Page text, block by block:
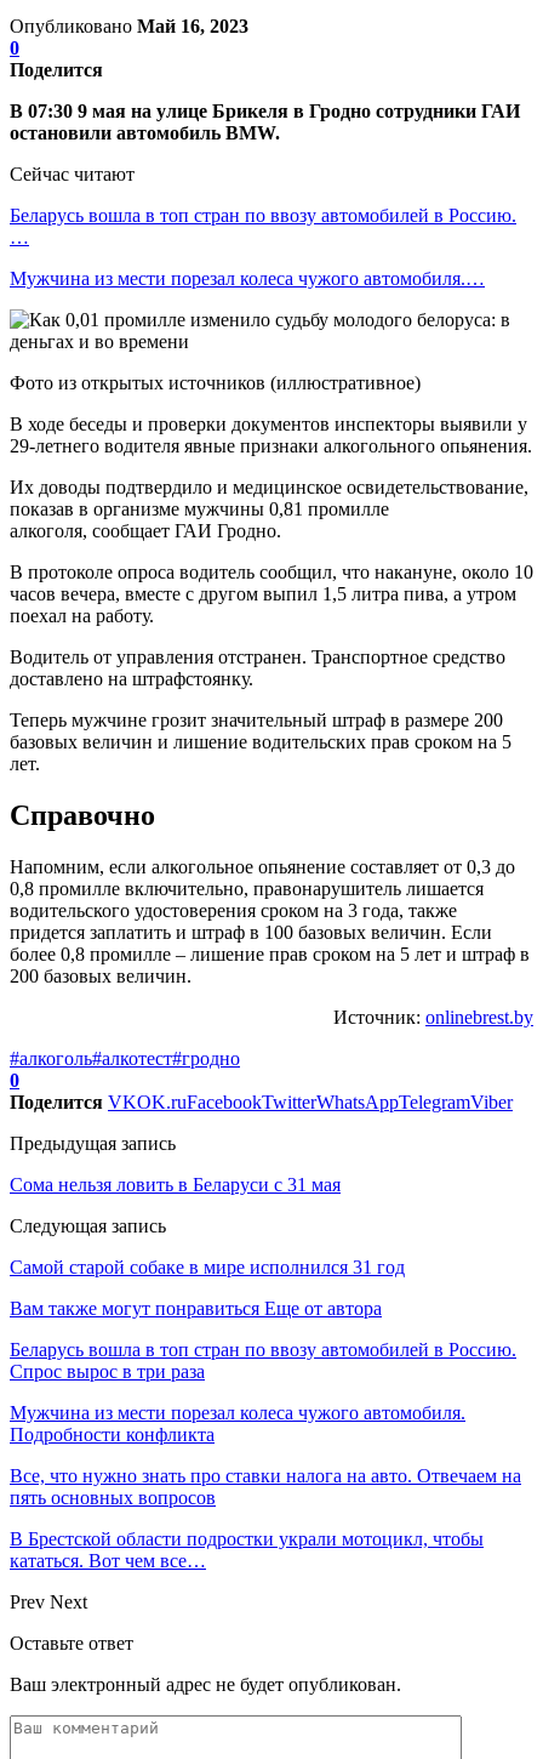
Опубликовано Май 16, 2023
0
Поделится
В 07:30 9 мая на улице Брикеля в Гродно сотрудники ГАИ
остановили автомобиль BMW.
Сейчас читают
Беларусь вошла в топ стран по ввозу автомобилей в Россию.
…
Мужчина из мести порезал колеса чужого автомобиля.…
Фото из открытых источников (иллюстративное)
В ходе беседы и проверки документов инспекторы выявили у
29-летнего водителя явные признаки алкогольного опьянения.
Их доводы подтвердило и медицинское освидетельствование,
показав в организме мужчины 0,81 промилле
алкоголя, сообщает ГАИ Гродно.
В протоколе опроса водитель сообщил, что накануне, около 10
часов вечера, вместе с другом выпил 1,5 литра пива, а утром
поехал на работу.
Водитель от управления отстранен. Транспортное средство
доставлено на штрафстоянку.
Теперь мужчине грозит значительный штраф в размере 200
базовых величин и лишение водительских прав сроком на 5
лет.
Справочно
Напомним, если алкогольное опьянение составляет от 0,3 до
0,8 промилле включительно, правонарушитель лишается
водительского удостоверения сроком на 3 года, также
придется заплатить и штраф в 100 базовых величин. Если
более 0,8 промилле – лишение прав сроком на 5 лет и штраф в
200 базовых величин.
Источник: onlinebrest.by
#алкоголь#алкотест#гродно
0
Поделится VKOK.ruFacebookTwitterWhatsAppTelegramViber
Предыдущая запись
Сома нельзя ловить в Беларуси с 31 мая
Следующая запись
Самой старой собаке в мире исполнился 31 год
Вам также могут понравиться Еще от автора
Беларусь вошла в топ стран по ввозу автомобилей в Россию.
Спрос вырос в три раза
Мужчина из мести порезал колеса чужого автомобиля.
Подробности конфликта
Все, что нужно знать про ставки налога на авто. Отвечаем на
пять основных вопросов
В Брестской области подростки украли мотоцикл, чтобы
кататься. Вот чем все…
Prev Next
Оставьте ответ
Ваш электронный адрес не будет опубликован.